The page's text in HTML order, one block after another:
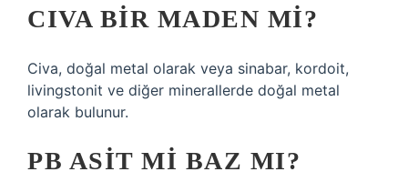
CIVA BIR MADEN MI?
Civa, doğal metal olarak veya sinabar, kordoit,
livingstonit ve diğer minerallerde doğal metal
olarak bulunur.
PB ASIT MI BAZ MI?